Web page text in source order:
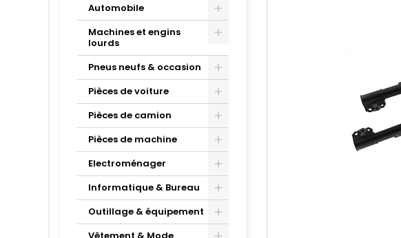
Automobile
Machines et engins
lourds
Pneus neufs & occasion
Pièces de voiture
Pièces de camion
Pièces de machine
Electroménager
Informatique & Bureau
Outillage & équipement